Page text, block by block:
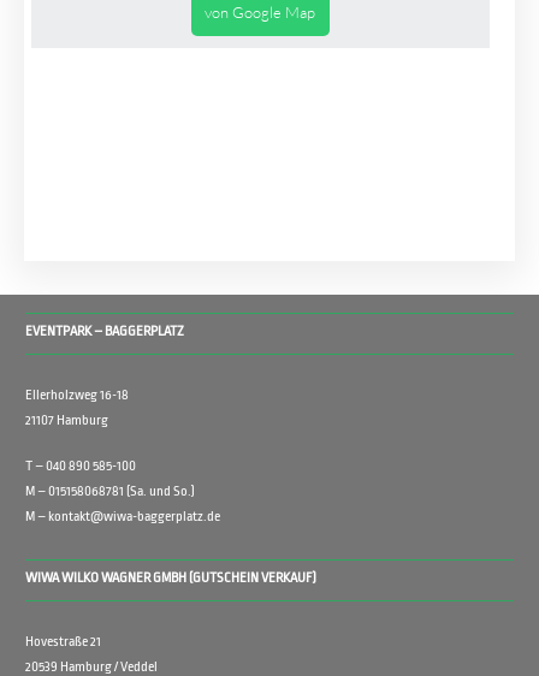
von Google Map
EVENTPARK – BAGGERPLATZ
Ellerholzweg 16-18
21107 Hamburg
T – 040 890 585-100
M – 015158068781 (Sa. und So.)
M – kontakt@wiwa-baggerplatz.de
WIWA WILKO WAGNER GMBH (GUTSCHEIN VERKAUF)
Hovestraße 21
20539 Hamburg / Veddel